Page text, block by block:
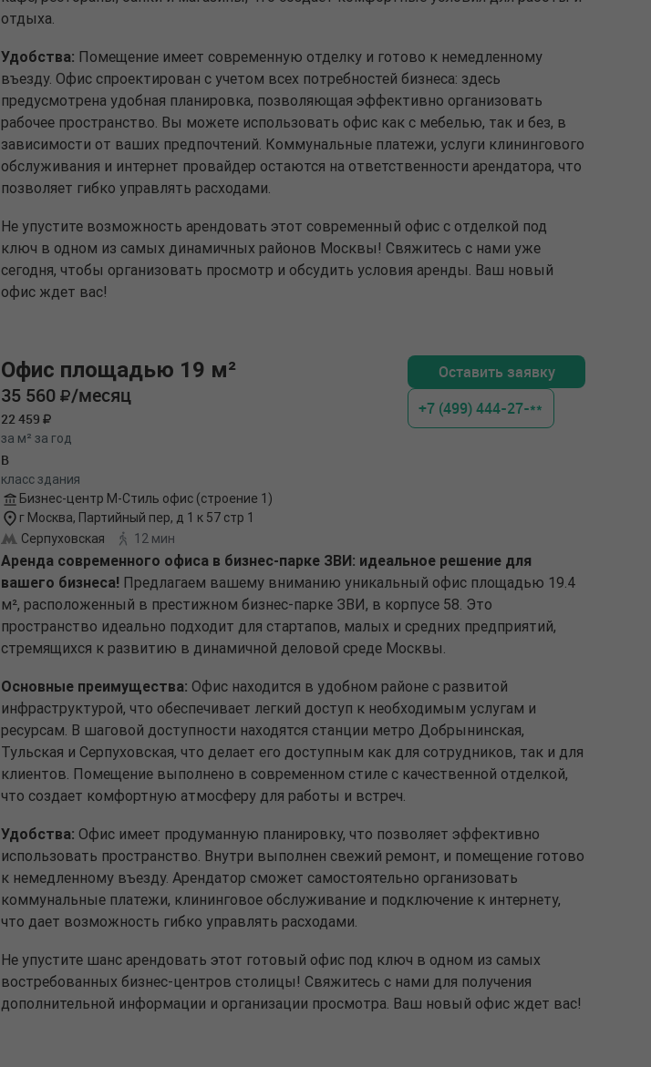
отдыха.
Удобства: Помещение имеет современную отделку и готово к немедленному
въезду. Офис спроектирован с учетом всех потребностей бизнеса: здесь
предусмотрена удобная планировка, позволяющая эффективно организовать
рабочее пространство. Вы можете использовать офис как с мебелью, так и без, в
зависимости от ваших предпочтений. Коммунальные платежи, услуги клинингового
обслуживания и интернет провайдер остаются на ответственности арендатора, что
позволяет гибко управлять расходами.
Не упустите возможность арендовать этот современный офис с отделкой под
ключ в одном из самых динамичных районов Москвы! Свяжитесь с нами уже
сегодня, чтобы организовать просмотр и обсудить условия аренды. Ваш новый
офис ждет вас!
Офис площадью 19 м²
35 560 /месяц
22 459
за м² за год
B
класс здания
Бизнес-центр М-Стиль офис (строение 1)
г Москва, Партийный пер, д 1 к 57 стр 1
Серпуховская
12 мин
Аренда современного офиса в бизнес-парке ЗВИ: идеальное решение для
вашего бизнеса! Предлагаем вашему вниманию уникальный офис площадью 19.4
м², расположенный в престижном бизнес-парке ЗВИ, в корпусе 58. Это
пространство идеально подходит для стартапов, малых и средних предприятий,
стремящихся к развитию в динамичной деловой среде Москвы.
Основные преимущества: Офис находится в удобном районе с развитой
инфраструктурой, что обеспечивает легкий доступ к необходимым услугам и
ресурсам. В шаговой доступности находятся станции метро Добрынинская,
Тульская и Серпуховская, что делает его доступным как для сотрудников, так и для
клиентов. Помещение выполнено в современном стиле с качественной отделкой,
что создает комфортную атмосферу для работы и встреч.
Удобства: Офис имеет продуманную планировку, что позволяет эффективно
использовать пространство. Внутри выполнен свежий ремонт, и помещение готово
к немедленному въезду. Арендатор сможет самостоятельно организовать
коммунальные платежи, клининговое обслуживание и подключение к интернету,
что дает возможность гибко управлять расходами.
Не упустите шанс арендовать этот готовый офис под ключ в одном из самых
востребованных бизнес-центров столицы! Свяжитесь с нами для получения
дополнительной информации и организации просмотра. Ваш новый офис ждет вас!
Оставить заявку
+7 (499) 444-27-**